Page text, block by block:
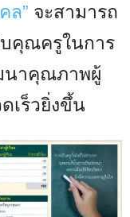
ล” จะสามารถ
คุณครูในการ
นาคุณภาพผู้
เร็วยิ่งขึ้น